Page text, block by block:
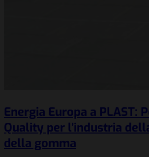
Energia Europa a PLAST:
Quality per l’industria
della gomma